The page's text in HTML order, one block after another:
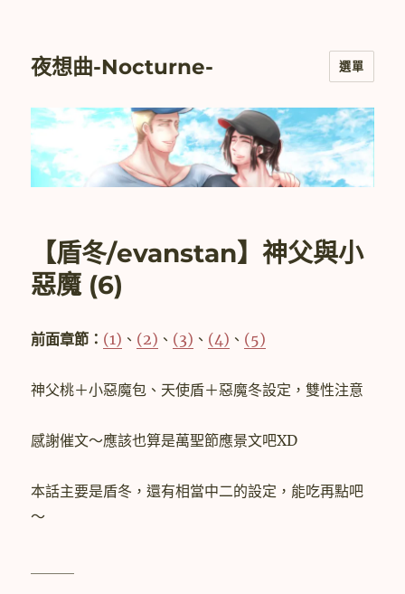
夜想曲-Nocturne- 選單
【盾冬/evanstan】神父與小
惡魔 (6)
前面章節： (1) 、 (2) 、 (3) 、 (4) 、 (5)
神父桃＋小惡魔包、天使盾＋惡魔冬設定，雙性注意
感謝催文～應該也算是萬聖節應景文吧XD
本話主要是盾冬，還有相當中二的設定，能吃再點吧
～